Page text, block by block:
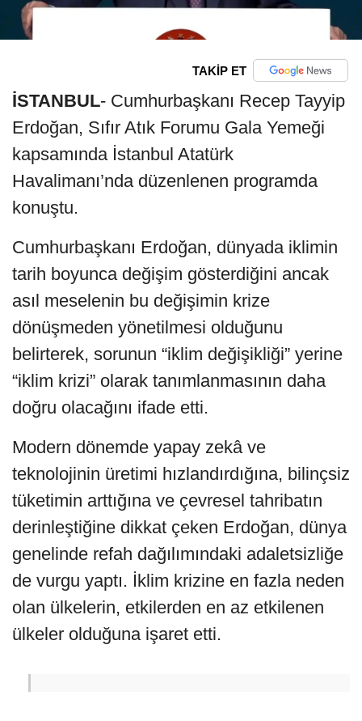
TAKİP ET
İSTANBUL- Cumhurbaşkanı Recep Tayyip
Erdoğan, Sıfır Atık Forumu Gala Yemeği
kapsamında İstanbul Atatürk
Havalimanı’nda düzenlenen programda
konuştu.
Cumhurbaşkanı Erdoğan, dünyada iklimin
tarih boyunca değişim gösterdiğini ancak
asıl meselenin bu değişimin krize
dönüşmeden yönetilmesi olduğunu
belirterek, sorunun “iklim değişikliği” yerine
“iklim krizi” olarak tanımlanmasının daha
doğru olacağını ifade etti.
Modern dönemde yapay zekâ ve
teknolojinin üretimi hızlandırdığına, bilinçsiz
tüketimin arttığına ve çevresel tahribatın
derinleştiğine dikkat çeken Erdoğan, dünya
genelinde refah dağılımındaki adaletsizliğe
de vurgu yaptı. İklim krizine en fazla neden
olan ülkelerin, etkilerden en az etkilenen
ülkeler olduğuna işaret etti.